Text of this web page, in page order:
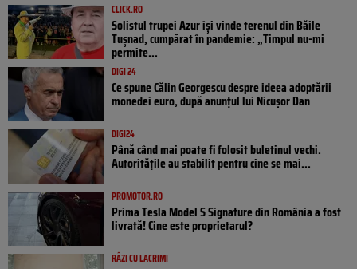
CLICK.RO
Solistul trupei Azur își vinde terenul din Băile
Tușnad, cumpărat în pandemie: „Timpul nu-mi
permite...
DIGI 24
Ce spune Călin Georgescu despre ideea adoptării
monedei euro, după anunțul lui Nicușor Dan
DIGI24
Până când mai poate fi folosit buletinul vechi.
Autoritățile au stabilit pentru cine se mai...
PROMOTOR.RO
Prima Tesla Model S Signature din România a fost
livrată! Cine este proprietarul?
RÂZI CU LACRIMI